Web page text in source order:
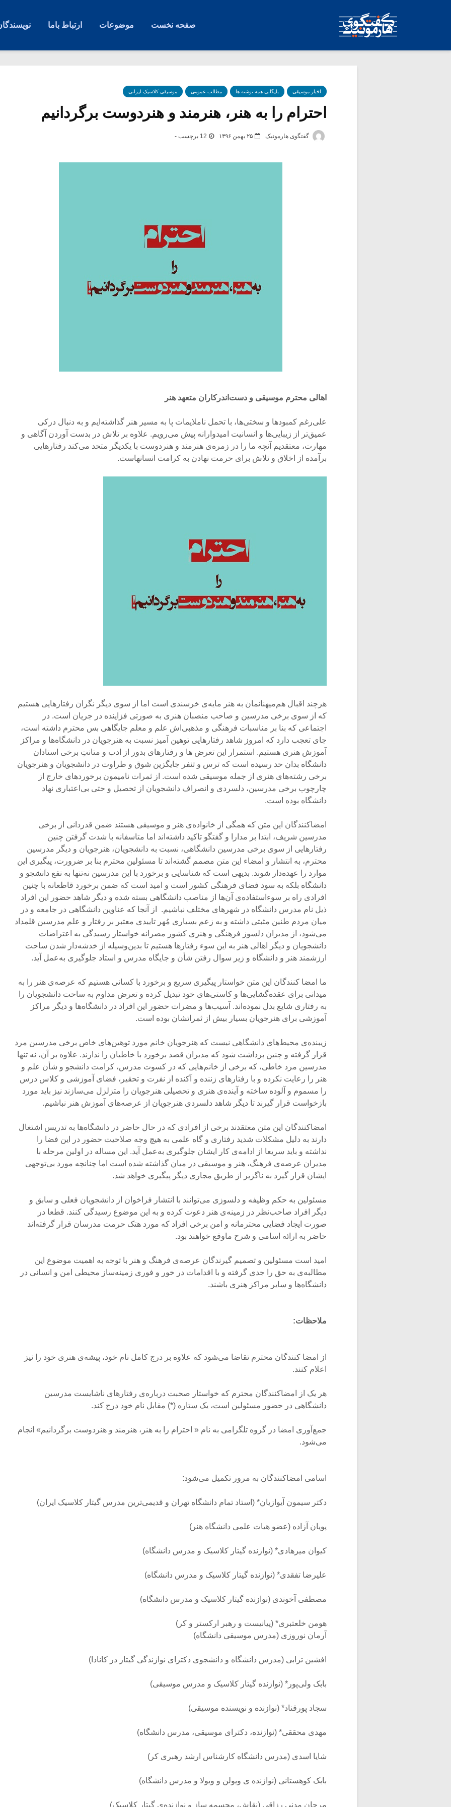
صفحه نخست موضوعات ارتباط باما
اخبار موسیقی بایگانی همه نوشته ها مطالب عمومی موسیقی کلاسیک ایرانی
احترام را به هنر، هنرمند و هنردوست برگردانیم
گفتگوی هارمونیک ۲۵ بهمن ۱۳۹۶ 12 برچسب -
اهالی محترم موسیقی و دست‌اندرکاران متعهد هنر
علی‌رغم کمبودها و سختی‌ها، با تحمل ناملایمات پا به مسیر هنر گذاشته‌ایم و به دنبال درکی
عمیق‌تر از زیبایی‌ها و انسانیت امیدوارانه پیش می‌رویم. علاوه بر تلاش در بدست آوردن آگاهی و
مهارت، معتقدیم آنچه ما را در زمره‌ی هنرمند و هنردوست با یکدیگر متحد می‌کند رفتارهایی
برآمده از اخلاق و تلاش برای حرمت نهادن به کرامت انسانهاست.
هرچند اقبال هم‌میهنانمان به هنر مایه‌ی خرسندی است اما از سوی دیگر نگران رفتارهایی هستیم
که از سوی برخی مدرسین و صاحب منصبان هنری به صورتی فزاینده در جریان است. در
اجتماعی که بنا بر مناسبات فرهنگی و مذهبی‌اش علم و معلم جایگاهی بس محترم داشته است،
جای تعجب دارد که امروز شاهد رفتارهایی توهین آمیز نسبت به هنرجویان در دانشگاه‌ها و مراکز
آموزش هنری هستیم. استمرار این تعرض ها و رفتارهای بدور از ادب و متانتِ برخی استادان
دانشگاه بدان حد رسیده است که ترس و تنفر جایگزین شوق و طراوت در دانشجویان و هنرجویان
برخی رشته‌های هنری از جمله موسیقی شده است. از ثمرات نامیمون برخوردهای خارج از
چارچوب برخی مدرسین، دلسردی و انصراف دانشجویان از تحصیل و حتی بی‌اعتباری نهاد
دانشگاه بوده است.
امضاکنندگان این متن که همگی از خانواده‌ی هنر و موسیقی هستند ضمن قدردانی از برخی
مدرسین شریف، ابتدا بر مدارا و گفتگو تاکید داشته‌اند اما متاسفانه با شدت گرفتن چنین
رفتارهایی از سوی برخی مدرسین دانشگاهی، نسبت به دانشجویان، هنرجویان و دیگر مدرسین
محترم، به انتشار و امضاء این متن مصمم گشته‌اند تا مسئولین محترم بنا بر ضرورت، پیگیری این
موارد را عهده‌دار شوند. بدیهی است که شناسایی و برخورد با این مدرسین نه‌تنها به نفع دانشجو و
دانشگاه بلکه به سود فضای فرهنگی کشور است و امید است که ضمن برخورد قاطعانه با چنین
افرادی راه بر سوءاستفاده‌ی آن‌ها از مناصب دانشگاهی بسته شده و دیگر شاهد حضور این افراد
ذیل نام مدرس دانشگاه در شهرهای مختلف نباشیم. از آنجا که عناوین دانشگاهی در جامعه و در
میان مردم طنین مثبتی داشته و به زعم بسیاری مُهر تاییدی معتبر بر رفتار و علم مدرسین قلمداد
می‌شود، از مدیران دلسوز فرهنگی و هنری کشور مصرانه خواستار رسیدگی به اعتراضات
دانشجویان و دیگر اهالی هنر به این سوء رفتارها هستیم تا بدین‌وسیله از خدشه‌دار شدن ساحت
ارزشمند هنر و دانشگاه و زیر سوال رفتن شأن و جایگاه مدرس و استاد جلوگیری به‌عمل آید.
ما امضا کنندگان این متن خواستار پیگیری سریع و برخورد با کسانی هستیم که عرصه‌ی هنر را به
میدانی برای عقده‌گشایی‌ها و کاستی‌های خود تبدیل کرده و تعرض مداوم به ساحت دانشجویان را
به رفتاری شایع بدل نموده‌اند. آسیب‌ها و مضرات حضور این افراد در دانشگاه‌ها و دیگر مراکز
آموزشی برای هنرجویان بسیار بیش از ثمراتشان بوده است.
زیبنده‌ی محیط‌های دانشگاهی نیست که هنرجویان خانم مورد توهین‌های خاص برخی مدرسین مرد
قرار گرفته و چنین برداشت شود که مدیران قصد برخورد با خاطیان را ندارند. علاوه بر آن، نه تنها
مدرسین مرد خاطی، که برخی از خانم‌هایی که در کسوت مدرس، کرامت دانشجو و شأن علم و
هنر را رعایت نکرده و با رفتارهای زننده و آکنده از نفرت و تحقیر، فضای آموزشی و کلاس درس
را مسموم و آلوده ساخته و آینده‌ی هنری و تحصیلی هنرجویان را متزلزل می‌سازند نیز باید مورد
بازخواست قرار گیرند تا دیگر شاهد دلسردی هنرجویان از عرصه‌های آموزش هنر نباشیم.
امضاکنندگان این متن معتقدند برخی از افرادی که در حال حاضر در دانشگاه‌ها به تدریس اشتغال
دارند به دلیل مشکلات شدید رفتاری و گاه علمی به هیچ وجه صلاحیت حضور در این فضا را
نداشته و باید سریعا از ادامه‌ی کار ایشان جلوگیری به‌عمل آید. این مساله در اولین مرحله با
مدیران عرصه‌ی فرهنگ، هنر و موسیقی در میان گذاشته شده است اما چنانچه مورد بی‌توجهی
ایشان قرار گیرد به ناگزیر از طریق مجاری دیگر پیگیری خواهد شد.
مسئولین به حکم وظیفه و دلسوزی می‌توانند با انتشار فراخوان از دانشجویان فعلی و سابق و
دیگر افراد صاحب‌نظر در زمینه‌ی هنر دعوت کرده و به این موضوع رسیدگی کنند. قطعا در
صورت ایجاد فضایی محترمانه و امن برخی افراد که مورد هتک حرمت مدرسان قرار گرفته‌اند
حاضر به ارائه اسامی و شرح ماوقع خواهند بود.
امید است مسئولین و تصمیم گیرندگان عرصه‌‌ی فرهنگ و هنر با توجه به اهمیت موضوع این
مطالبه‌ی به حق را جدی گرفته و با اقدامات در خور و فوری زمینه‌ساز محیطی امن و انسانی در
دانشگاه‌ها و سایر مراکز هنری باشند.
ملاحظات:
از امضا کنندگان محترم تقاضا می‌شود که علاوه بر درج کامل نام خود، پیشه‌ی هنری خود را نیز
اعلام کنند.
هر یک از امضاکنندگان محترم که خواستار صحبت درباره‌ی رفتارهای ناشایست مدرسین
دانشگاهی در حضور مسئولین است، یک ستاره (*) مقابل نام خود درج کند.
جمع‌آوری امضا در گروه تلگرامی به نام « احترام را به هنر، هنرمند و هنردوست برگردانیم» انجام
می‌شود.
اسامی امضاکنندگان به مرور تکمیل می‌شود:
دکتر سیمون آیوازیان* (استاد تمام دانشگاه تهران و قدیمی‌ترین مدرس گیتار کلاسیک ایران)
پویان آزاده (عضو هیات علمى دانشگاه هنر)
کیوان میرهادی* (نوازنده گیتار کلاسیک و مدرس دانشگاه)
علیرضا تفقدی* (نوازنده گیتار کلاسیک و مدرس دانشگاه)
مصطفی آخوندی (نوازنده گیتار کلاسیک و مدرس دانشگاه)
هومن خلعتبری* (پیانیست و رهبر ارکستر و کر)
آرمان نوروزی (مدرس موسیقی دانشگاه)
افشین ترابی (مدرس دانشگاه و دانشجوی دکترای نوازندگی گیتار در کانادا)
بابک ولی‌پور* (نوازنده گیتار کلاسیک و مدرس موسیقی)
سجاد پورقناد* (نوازنده و نویسنده موسیقی)
مهدی محققی* (نوازنده، دکترای موسیقی، مدرس دانشگاه)
شایا اسدى (مدرس دانشگاه کارشناس ارشد رهبرى کر)
بابک کوهستانی (نوازنده ی ویولن و ویولا و مدرس دانشگاه)
مرجان مدنی رزاقی (نقاش، مجسمه ساز و نوازنده‌ی گیتار کلاسیک)